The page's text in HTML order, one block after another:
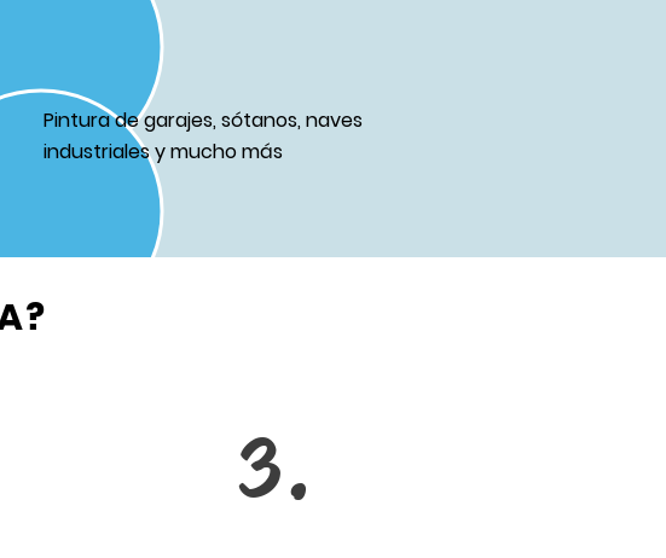
Pintura de garajes, sótanos, naves
industriales y mucho más
3.